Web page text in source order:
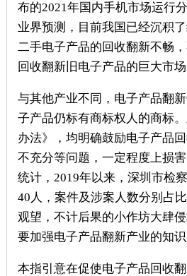
布的2021年国内手机市场运行
业界预测，目前我国已经沉积
二手电子产品的回收翻新不畅
回收翻新旧电子产品的巨大市场
与其他产业不同，电子产品翻
子产品仍标有商标权人的商标
办法》，均明确鼓励电子产品
不充分等问题，一定程度上损
统计，2019年以来，深圳市检
40人，案件及涉案人数分别占
观望，不计后果的小作坊大肆
要加强电子产品翻新产业的知
本指引意在促使电子产品回收